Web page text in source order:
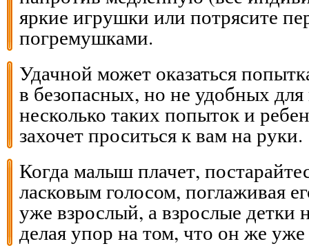
яркие игрушки или потрясите
погремушками.
Удачной может оказаться
в безопасных, но не удобных для
несколько таких попыток и
захочет проситься к вам на руки.
Когда малыш плачет,
ласковым голосом, поглаживая
уже взрослый, а взрослые детки
делая упор на том, что он же